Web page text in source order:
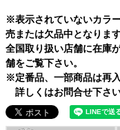
※表示されていないカラ
売または欠品中となります
全国取り扱い店舗に在庫
舗をご覧下さい。
※定番品、一部商品は再
詳しくはお問合せ下さい